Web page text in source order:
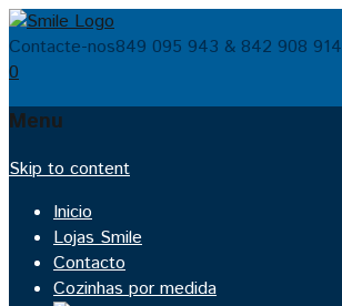
Contacte-nos849 095 943 & 842 908 914
0
Menu
Skip to content
Inicio
Lojas Smile
Contacto
Cozinhas por medida